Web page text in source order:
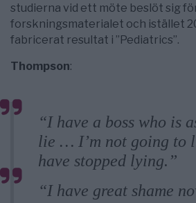
studierna vid ett möte beslöt sig
forskningsmaterialet och istället
fabricerat resultat i ”Pediatrics”.
Thompson:
“I have a boss who is asking me to
lie … I’m not going to
have stopped lying.”
“I have great shame